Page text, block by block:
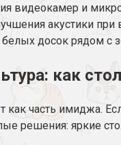
видеокамер и
акустики при
досок рядом с
как
как часть имиджа.
решения: яркие